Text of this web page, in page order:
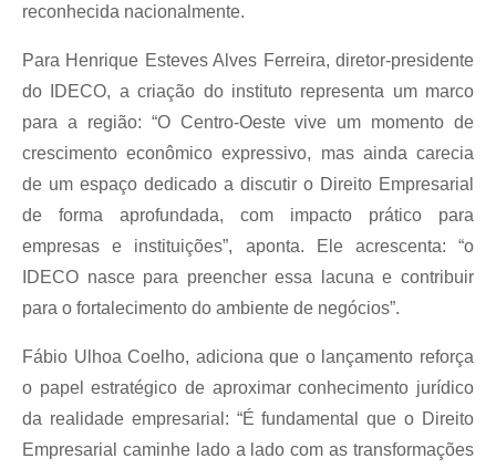
reconhecida nacionalmente.
Para Henrique Esteves Alves Ferreira, diretor-presidente
do IDECO, a criação do instituto representa um marco
para a região: “O Centro-Oeste vive um momento de
crescimento econômico expressivo, mas ainda carecia
de um espaço dedicado a discutir o Direito Empresarial
de forma aprofundada, com impacto prático para
empresas e instituições”, aponta. Ele acrescenta: “o
IDECO nasce para preencher essa lacuna e contribuir
para o fortalecimento do ambiente de negócios”.
Fábio Ulhoa Coelho, adiciona que o lançamento reforça
o papel estratégico de aproximar conhecimento jurídico
da realidade empresarial: “É fundamental que o Direito
Empresarial caminhe lado a lado com as transformações